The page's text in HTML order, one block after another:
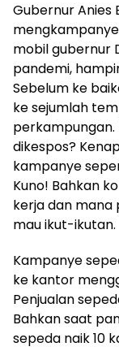
Gubernur Anies
mobil gubernur
pandemi,
Sebelum ke
ke sejumlah
perkampungan.
dikespos?
kampanye
Kuno! Bahkan
kerja dan mana
mau ikut-ikutan.
Kampanye
ke kantor
Penjualan
Bahkan saat
sepeda naik 10